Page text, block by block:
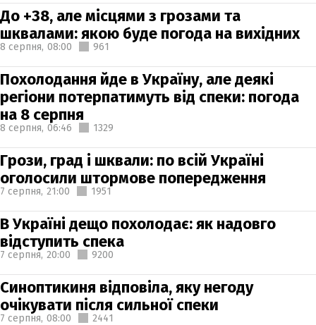
До +38, але місцями з грозами та
шквалами: якою буде погода на вихідних
8 серпня, 08:00 961
Похолодання йде в Україну, але деякі
регіони потерпатимуть від спеки: погода
на 8 серпня
8 серпня, 06:46 1329
Грози, град і шквали: по всій Україні
оголосили штормове попередження
7 серпня, 21:00 1951
В Україні дещо похолодає: як надовго
відступить спека
7 серпня, 20:00 9200
Синоптикиня відповіла, яку негоду
очікувати після сильної спеки
7 серпня, 08:00 2441